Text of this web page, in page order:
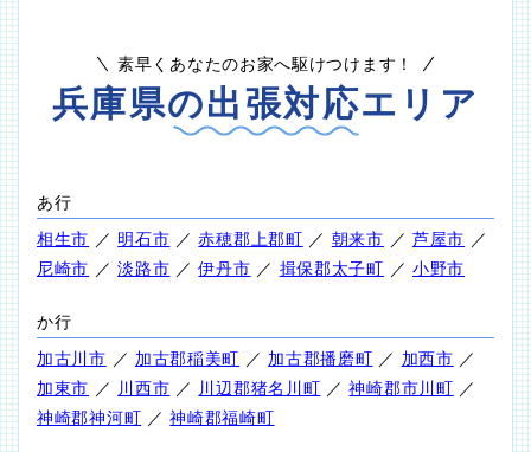
素早くあなたのお家へ駆けつけます！
兵庫県の出張対応エリア
あ行
相生市 ／ 明石市 ／赤穂郡上郡町 ／ 朝来市 ／ 芦屋市 ／
尼崎市 ／淡路市 ／伊丹市 ／ 揖保郡太子町 ／ 小野市
か行
加古川市 ／ 加古郡稲美町 ／ 加古郡播磨町 ／ 加西市 ／
加東市 ／ 川西市 ／ 川辺郡猪名川町 ／神崎郡市川町 ／
神崎郡神河町 ／神崎郡福崎町